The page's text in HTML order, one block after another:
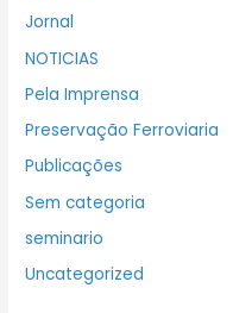
Jornal
NOTICIAS
Pela Imprensa
Preservação Ferroviaria
Publicações
Sem categoria
seminario
Uncategorized